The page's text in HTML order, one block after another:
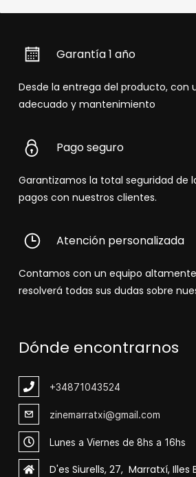
Garantía 1 año
Desde la entrega del producto, con
adecuado y mantenimiento
Pago seguro
Garantizamos la total seguridad de
pagos con nuestros clientes.
Atención personalizada
Contamos con un equipo
resolverá todas sus dudas sobre
Dónde encontrarnos
+34871043524
zinemarratxi@gmail.com
Lunes a Viernes de 8hs a 16hs
D'es Siurells, 27, Marratxí, Illes